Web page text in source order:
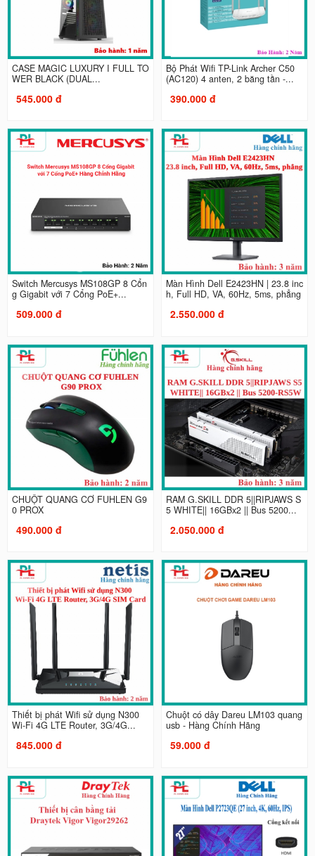
CASE MAGIC LUXURY I FULL TO
WER BLACK (DUAL...
545.000 đ
Bộ Phát Wifi TP-Link Archer C50
(AC120) 4 anten, 2 băng tần -...
390.000 đ
Switch Mercusys MS108GP 8 Cổn
g Gigabit với 7 Cổng PoE+...
509.000 đ
Màn Hình Dell E2423HN | 23.8 inc
h, Full HD, VA, 60Hz, 5ms, phẳng
2.550.000 đ
CHUỘT QUANG CƠ FUHLEN G9
0 PROX
490.000 đ
RAM G.SKILL DDR 5||RIPJAWS S
5 WHITE|| 16GBx2 || Bus 5200...
2.050.000 đ
Thiết bị phát Wifi sử dụng N300
Wi-Fi 4G LTE Router, 3G/4G...
845.000 đ
Chuột có dây Dareu LM103 quang
usb - Hàng Chính Hãng
59.000 đ